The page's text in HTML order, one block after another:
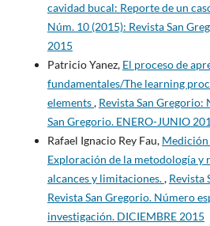
cavidad bucal: Reporte de un
Núm. 10 (2015): Revista San
2015
Patricio Yanez, El proceso de
fundamentales/The learning
elements, Revista San Gregorio:
San Gregorio. ENERO-JUNIO
Rafael Ignacio Rey Fau, Medición
Exploración de la metodología y
alcances y limitaciones., Revista
Revista San Gregorio. Número
investigación. DICIEMBRE 2015